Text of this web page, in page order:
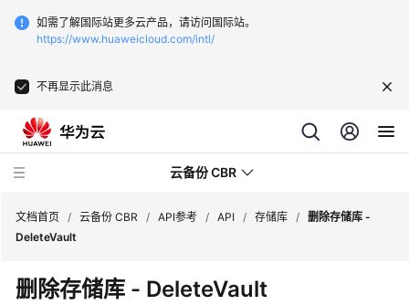
如需了解国际站更多云产品，请访问国际站。
https://www.huaweicloud.com/intl/
不再显示此消息
云备份 CBR
最
新
文档首页 / 云备份 CBR / API参考 / API / 存储库 / 删除存储库 -
DeleteVault
删除存储库 - DeleteVault